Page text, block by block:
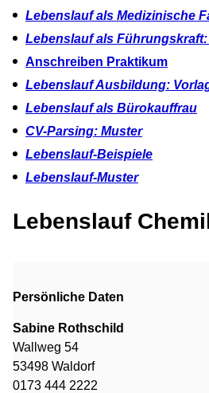
Lebenslauf als Medizinische
Lebenslauf als
Anschreiben Praktikum
Lebenslauf Ausbildung:
Lebenslauf als Bürokauffrau
CV-Parsing: Muster
Lebenslauf-Beispiele
Lebenslauf-Muster
Lebenslauf
Persönliche Daten
Sabine Rothschild
Wallweg 54
53498 Waldorf
0173 444 2222